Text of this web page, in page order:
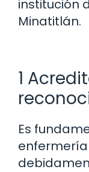
institución
Minatitlán.
1
Es